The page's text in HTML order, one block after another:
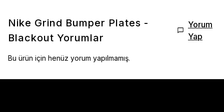
Nike Grind Bumper Plates -
Blackout Yorumlar
Yorum
Yap
Bu ürün için henüz yorum yapılmamış.